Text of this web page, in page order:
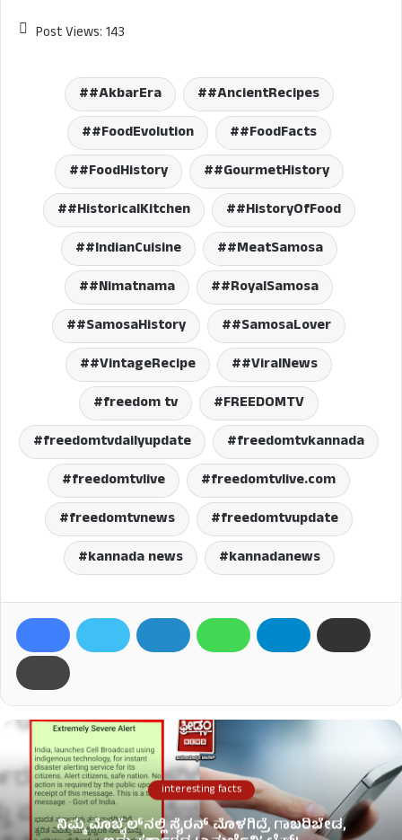
Post Views: 143
#AkbarEra
#AncientRecipes
#FoodEvolution
#FoodFacts
#FoodHistory
#GourmetHistory
#HistoricalKitchen
#HistoryOfFood
#IndianCuisine
#MeatSamosa
#Nimatnama
#RoyalSamosa
#SamosaHistory
#SamosaLover
#VintageRecipe
#ViralNews
freedom tv
FREEDOMTV
freedomtvdailyupdate
freedomtvkannada
freedomtvlive
freedomtvlive.com
freedomtvnews
freedomtvupdate
kannada news
kannadanews
interesting facts
ನಿಮ್ಮ ಮೊಬೈಲ್​​ನಲ್ಲಿ ಸೈರನ್ ಮೊಳಗಿದ್ರೆ ಗಾಬರಿಬೇಡ,